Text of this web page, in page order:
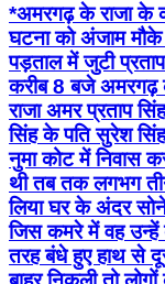
*अमरगढ़ के राजा के
घटना को अंजाम
पड़ताल में जुटी
करीब 8 बजे अमरगढ़
राजा अमर प्रताप
सिंह के पति सुरेश
नुमा कोट में निवास
थी तब तक लगभग
लिया घर के अंदर
जिस कमरे में वह उन्हें
तरह बंधे हुए हाथ से